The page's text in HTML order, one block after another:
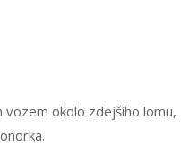
vozem okolo zdejšího lomu,